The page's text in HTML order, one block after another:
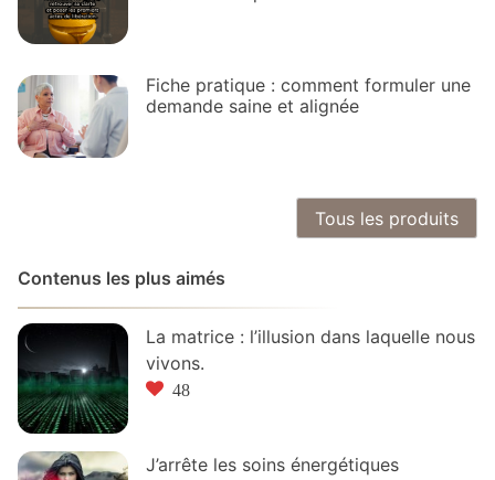
Fiche pratique : comment formuler une
demande saine et alignée
Tous les produits
Contenus les plus aimés
La matrice : l’illusion dans laquelle nous
vivons.
48
J’arrête les soins énergétiques